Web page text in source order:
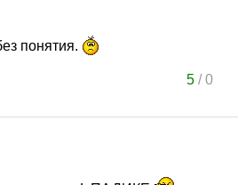
понятия.
5/0